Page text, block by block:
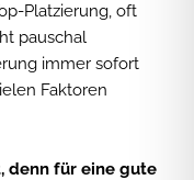
Platzierung, oft
pauschal
immer sofort
Faktoren
denn für eine gute